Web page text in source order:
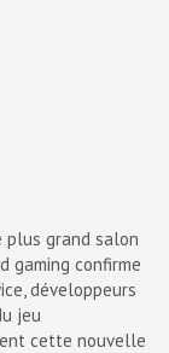
plus grand salon
gaming confirme
développeurs
jeu
cette nouvelle